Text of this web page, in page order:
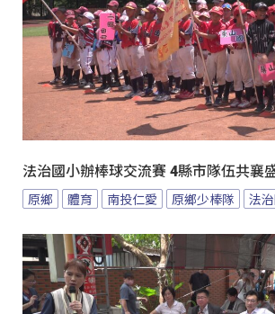
法治國小辦棒球交流賽 4縣市隊伍共襄
原鄉 體育 南投仁愛 原鄉少棒隊 法